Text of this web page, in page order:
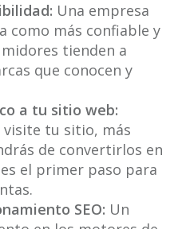
Una empresa
como más confiable y
tienden a
que conocen y
a tu sitio web:
visite tu sitio, más
de convertirlos en
el primer paso para
SEO: Un